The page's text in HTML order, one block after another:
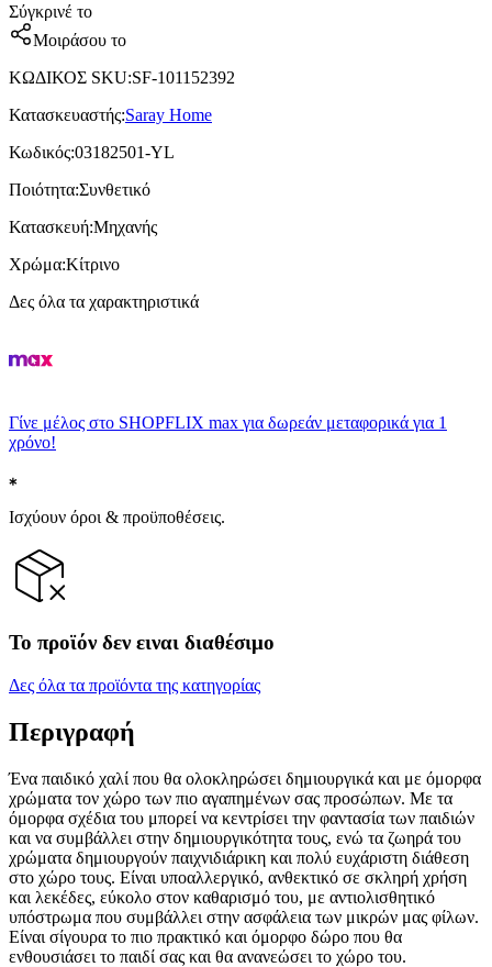
Σύγκρινέ το
Μοιράσου το
ΚΩΔΙΚΟΣ SKU:SF-101152392
Κατασκευαστής:Saray Home
Κωδικός:03182501-YL
Ποιότητα:Συνθετικό
Κατασκευή:Μηχανής
Χρώμα:Κίτρινο
Δες όλα τα χαρακτηριστικά
Γίνε μέλος στο SHOPFLIX max για δωρεάν μεταφορικά για 1
χρόνο!
Ισχύουν όροι & προϋποθέσεις.
Το προϊόν δεν ειναι διαθέσιμο
Δες όλα τα προϊόντα της κατηγορίας
Περιγραφή
Ένα παιδικό χαλί που θα ολοκληρώσει δημιουργικά και με όμορφα
χρώματα τον χώρο των πιο αγαπημένων σας προσώπων. Με τα
όμορφα σχέδια του μπορεί να κεντρίσει την φαντασία των παιδιών
και να συμβάλλει στην δημιουργικότητα τους, ενώ τα ζωηρά του
χρώματα δημιουργούν παιχνιδιάρικη και πολύ ευχάριστη διάθεση
στο χώρο τους. Είναι υποαλλεργικό, ανθεκτικό σε σκληρή χρήση
και λεκέδες, εύκολο στον καθαρισμό του, με αντιολισθητικό
υπόστρωμα που συμβάλλει στην ασφάλεια των μικρών μας φίλων.
Είναι σίγουρα το πιο πρακτικό και όμορφο δώρο που θα
ενθουσιάσει το παιδί σας και θα ανανεώσει το χώρο του.